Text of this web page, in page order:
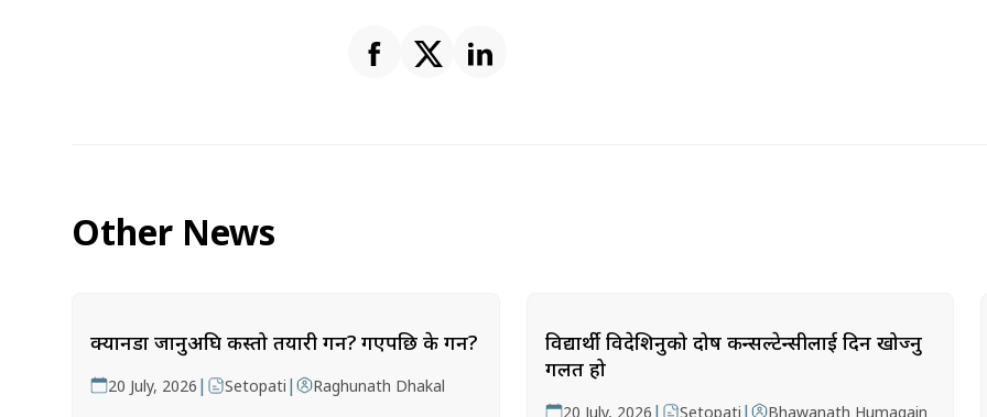
Other News
क्यानडा जानुअघि कस्तो तयारी गर्ने? गएपछि के गर्ने?
20 July, 2026 | Setopati | Raghunath Dhakal
विद्यार्थी विदेशिनुको दोष कन्सल्टेन्सीलाई दिन खोज्नु
गलत हो
20 July, 2026 | Setopati | Bhawanath Humagain